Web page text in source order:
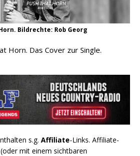
Bildrechte: Rob Georg
Horn. Das Cover zur Single.
s.g. Affiliate-Links. Affiliate-
mit einem sichtbaren